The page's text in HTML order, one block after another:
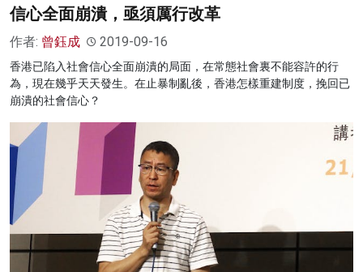
信心全面崩潰，亟須厲行改革
作者: 曾鈺成 2019-09-16
香港已陷入社會信心全面崩潰的局面，在常態社會裏不能容許的行
為，現在幾乎天天發生。在止暴制亂後，香港怎樣重建制度，挽回已
崩潰的社會信心？